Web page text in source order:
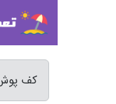
کف پوش